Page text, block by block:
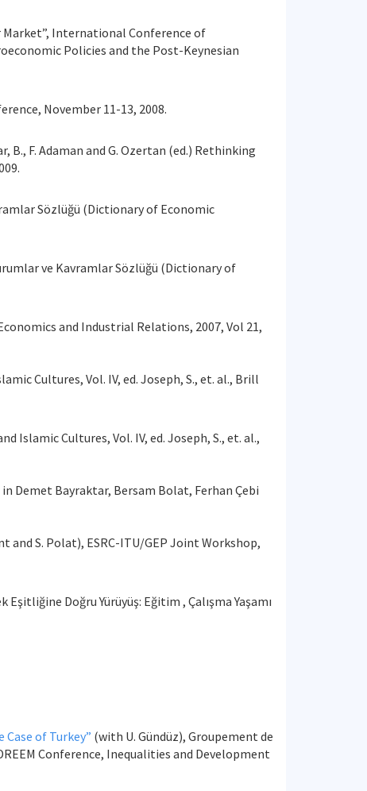
Market”, International Conference of
Policies and the Post-Keynesian
November 11-13, 2008.
F. Adaman and G. Ozertan (ed.) Rethinking
Sözlüğü (Dictionary of Economic
ve Kavramlar Sözlüğü (Dictionary of
and Industrial Relations, 2007, Vol 21,
Cultures, Vol. IV, ed. Joseph, S., et. al., Brill
Islamic Cultures, Vol. IV, ed. Joseph, S., et. al.,
Demet Bayraktar, Bersam Bolat, Ferhan Çebi
S. Polat), ESRC-ITU/GEP Joint Workshop,
Doğru Yürüyüş: Eğitim , Çalışma Yaşamı
of Turkey” (with U. Gündüz), Groupement de
Conference, Inequalities and Development